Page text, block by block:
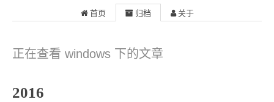
首页 归档 关于
正在查看 windows 下的文章
2016